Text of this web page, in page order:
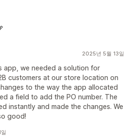
2025년 5월 13일
app, we needed a solution for
customers at our store location on
to the way the app allocated
a field to add the PO number. The
instantly and made the changes. We
good!